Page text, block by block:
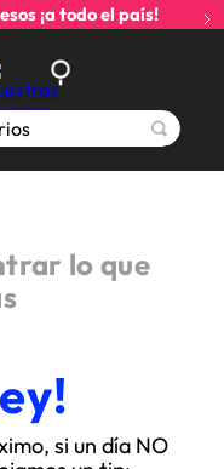
¡a todo el país!
lo que
si un día NO